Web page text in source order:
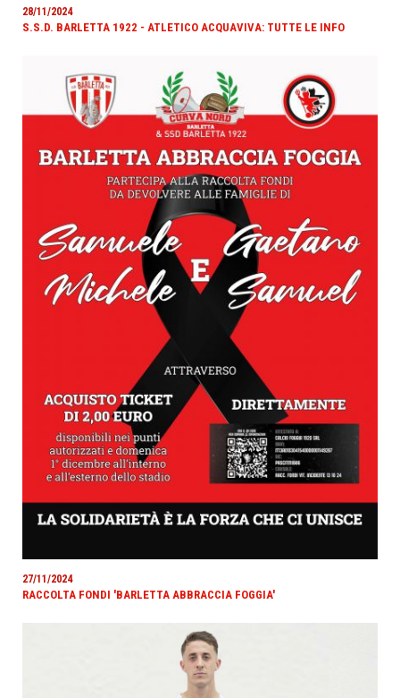
28/11/2024
S.S.D. BARLETTA 1922 - ATLETICO ACQUAVIVA: TUTTE LE INFO
27/11/2024
RACCOLTA FONDI 'BARLETTA ABBRACCIA FOGGIA'